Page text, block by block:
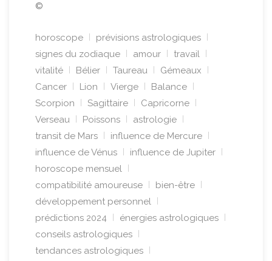
©
horoscope
prévisions astrologiques
signes du zodiaque
amour
travail
vitalité
Bélier Taureau
Gémeaux
Cancer
Lion Vierge
Balance
Scorpion
Sagittaire
Capricorne
Verseau
Poissons
astrologie
transit de Mars
influence de Mercure
influence de Vénus
influence de Jupiter
horoscope mensuel
compatibilité amoureuse
bien-être
développement personnel
prédictions 2024
énergies astrologiques
conseils astrologiques
tendances astrologiques